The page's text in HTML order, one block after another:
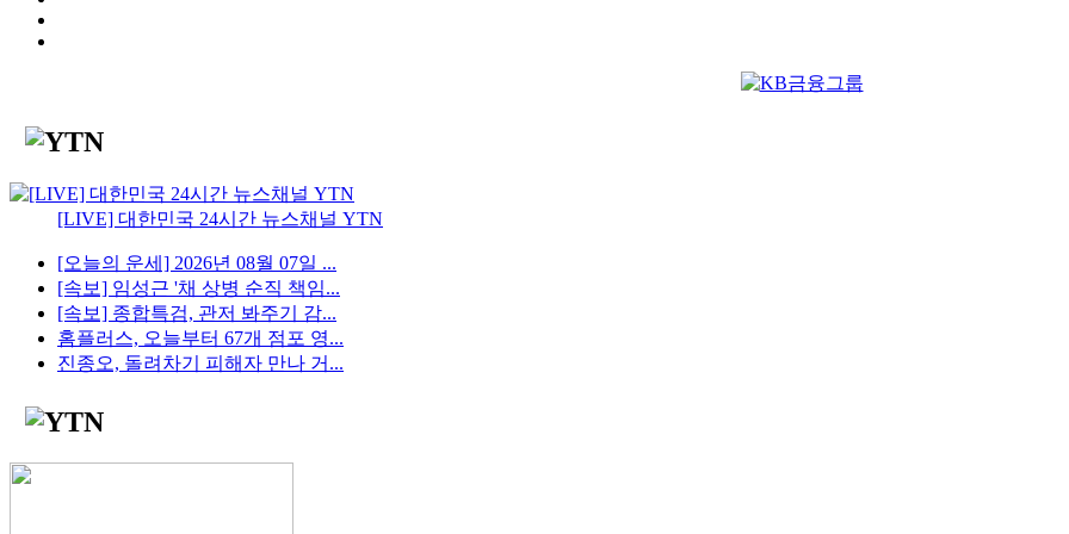
[LIVE] 대한민국 24시간 뉴스채널 YTN
[오늘의 운세] 2026년 08월 07일 ...
[속보] 임성근 '채 상병 순직 책임...
[속보] 종합특검, 관저 봐주기 감...
홈플러스, 오늘부터 67개 점포 영...
진종오, 돌려차기 피해자 만나 거...